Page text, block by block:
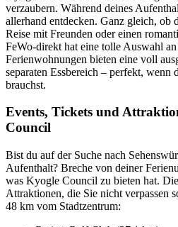
verzaubern. Während deines
allerhand entdecken. Ganz gleich, ob
Reise mit Freunden oder einen
FeWo-direkt hat eine tolle Auswahl
Ferienwohnungen bieten eine voll
separaten Essbereich – perfekt, wenn
brauchst.
Events, Tickets und
Council
Bist du auf der Suche nach
Aufenthalt? Breche von deiner
was Kyogle Council zu bieten hat.
Attraktionen, die Sie nicht verpassen
48 km vom Stadtzentrum: